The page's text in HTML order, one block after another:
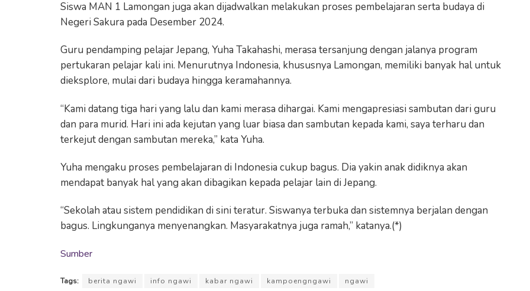
Siswa MAN 1 Lamongan juga akan dijadwalkan melakukan proses pembelajaran serta budaya di
Negeri Sakura pada Desember 2024.
Guru pendamping pelajar Jepang, Yuha Takahashi, merasa tersanjung dengan jalanya program
pertukaran pelajar kali ini. Menurutnya Indonesia, khususnya Lamongan, memiliki banyak hal untuk
dieksplore, mulai dari budaya hingga keramahannya.
“Kami datang tiga hari yang lalu dan kami merasa dihargai. Kami mengapresiasi sambutan dari guru
dan para murid. Hari ini ada kejutan yang luar biasa dan sambutan kepada kami, saya terharu dan
terkejut dengan sambutan mereka,” kata Yuha.
Yuha mengaku proses pembelajaran di Indonesia cukup bagus. Dia yakin anak didiknya akan
mendapat banyak hal yang akan dibagikan kepada pelajar lain di Jepang.
“Sekolah atau sistem pendidikan di sini teratur. Siswanya terbuka dan sistemnya berjalan dengan
bagus. Lingkunganya menyenangkan. Masyarakatnya juga ramah,” katanya.(*)
Sumber
Tags: berita ngawi info ngawi kabar ngawi kampoengngawi ngawi